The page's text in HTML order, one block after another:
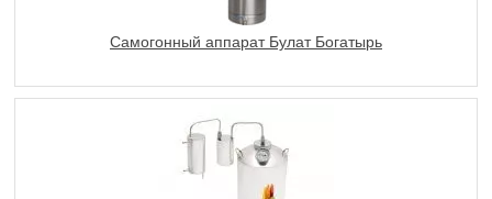
Самогонный аппарат Булат Богатырь